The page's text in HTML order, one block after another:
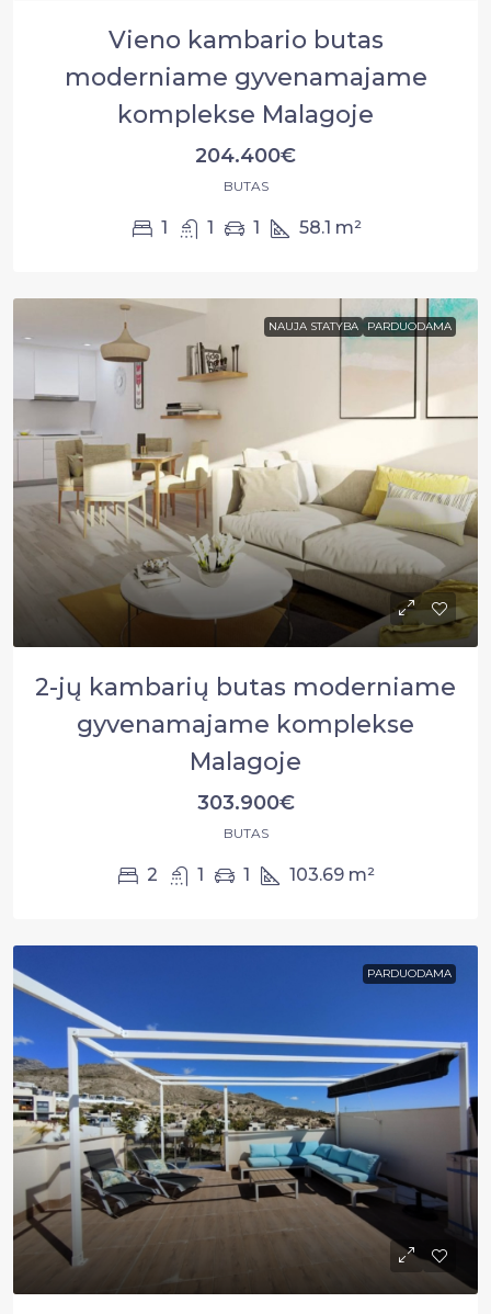
Vieno kambario butas
moderniame gyvenamajame
komplekse Malagoje
204.400€
BUTAS
1 1 1 58.1 m²
NAUJA STATYBA PARDUODAMA
2-jų kambarių butas moderniame
gyvenamajame komplekse
Malagoje
303.900€
BUTAS
2 1 1 103.69 m²
PARDUODAMA